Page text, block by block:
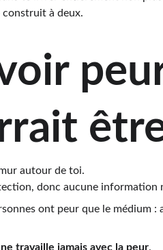
à deux.
autour de toi.
donc aucune information
ont peur que le médium
ne travaille jamais avec la peur.